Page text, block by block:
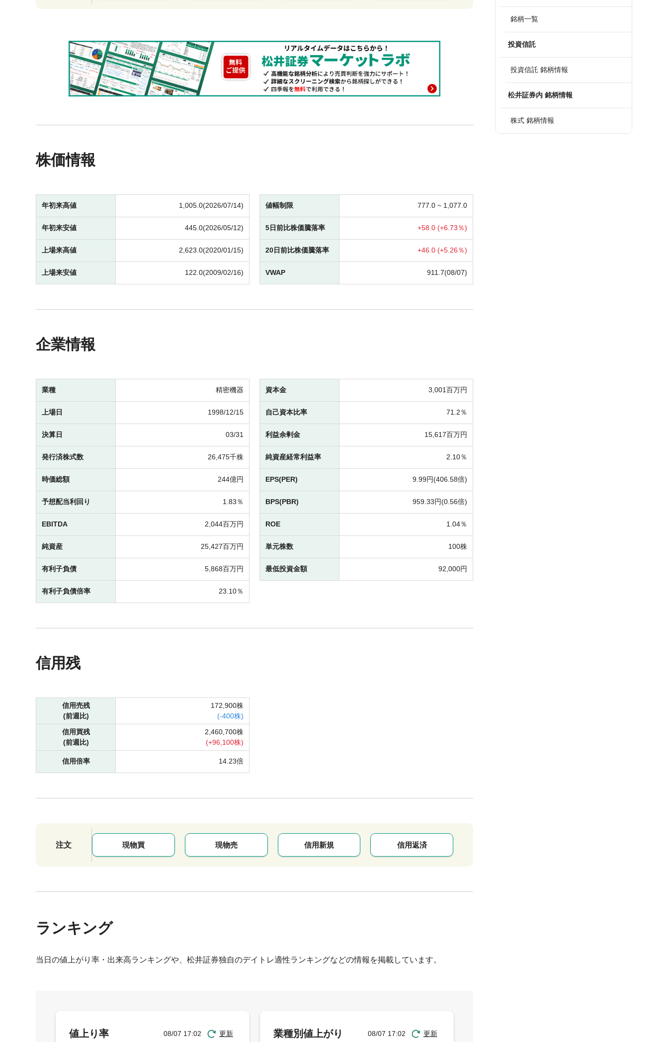
株価情報
年初来高値 1,005.0(2026/07/14)
年初来安値 445.0(2026/05/12)
上場来高値 2,623.0(2020/01/15)
上場来安値 122.0(2009/02/16)
値幅制限 777.0 ~ 1,077.0
5日前比株価騰落率 +58.0 (+6.73％)
20日前比株価騰落率 +46.0 (+5.26％)
VWAP 911.7(08/07)
企業情報
業種 精密機器
上場日 1998/12/15
決算日 03/31
発行済株式数 26,475千株
時価総額 244億円
予想配当利回り 1.83％
EBITDA 2,044百万円
純資産 25,427百万円
有利子負債 5,868百万円
有利子負債倍率 23.10％
資本金 3,001百万円
自己資本比率 71.2％
利益余剰金 15,617百万円
純資産経常利益率 2.10％
EPS(PER) 9.99円(406.58倍)
BPS(PBR) 959.33円(0.56倍)
ROE 1.04％
単元株数 100株
最低投資金額 92,000円
信用残
信用売残
(前週比)
172,900株
(-400株)
信用買残
(前週比)
2,460,700株
(+96,100株)
信用倍率 14.23倍
注文 現物買 現物売 信用新規 信用返済
ランキング
当日の値上がり率・出来高ランキングや、松井証券独自のデイトレ適性ランキングなどの情報を掲載しています。
銘柄一覧
投資信託
投資信託 銘柄情報
松井証券内 銘柄情報
株式 銘柄情報